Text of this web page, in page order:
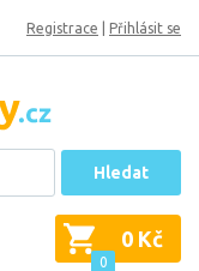
Registrace Přihlásit se
Hledat
0
0 Kč